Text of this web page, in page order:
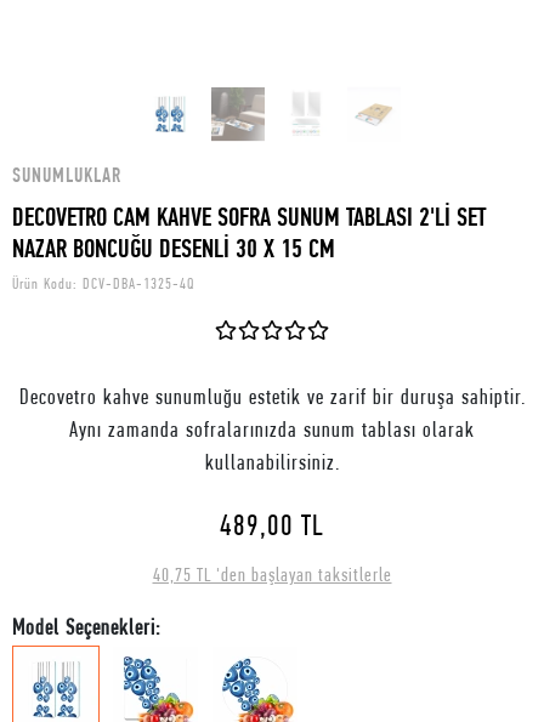
SUNUMLUKLAR
DECOVETRO CAM KAHVE SOFRA SUNUM TABLASI 2'Lİ SET
NAZAR BONCUĞU DESENLİ 30 X 15 CM
Ürün Kodu: DCV-DBA-1325-4Q
Decovetro kahve sunumluğu estetik ve zarif bir duruşa sahiptir.
Aynı zamanda sofralarınızda sunum tablası olarak
kullanabilirsiniz.
489,00 TL
40,75 TL 'den başlayan taksitlerle
Model Seçenekleri: